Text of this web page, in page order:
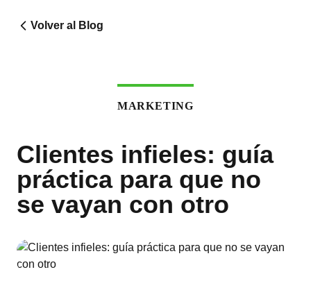
Volver al Blog
MARKETING
Clientes infieles: guía
práctica para que no
se vayan con otro